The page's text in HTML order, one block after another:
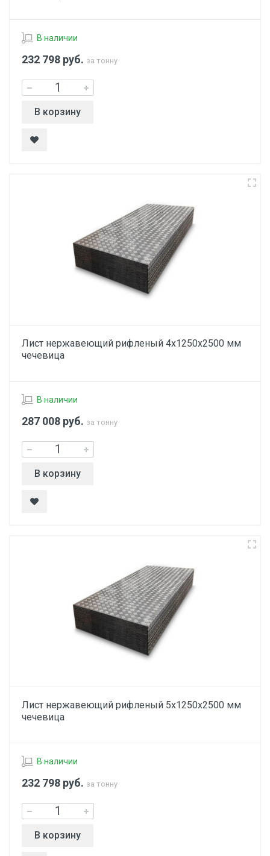
В наличии
232 798 руб. за тонну
В корзину
Лист нержавеющий рифленый 4х1250х2500 мм
чечевица
В наличии
287 008 руб. за тонну
В корзину
Лист нержавеющий рифленый 5х1250х2500 мм
чечевица
В наличии
232 798 руб. за тонну
В корзину